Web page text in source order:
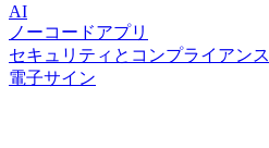
AI
ノーコードアプリ
セキュリティとコンプライアンス
電子サイン